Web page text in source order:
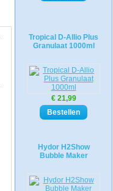
Tropical D-Allio Plus
Granulaat 1000ml
€ 21,99
Hydor H2Show
Bubble Maker